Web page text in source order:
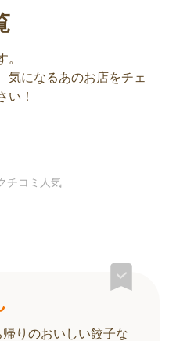
気になるあのお店をチェ
い！
チコミ人気
りのおいしい餃子な